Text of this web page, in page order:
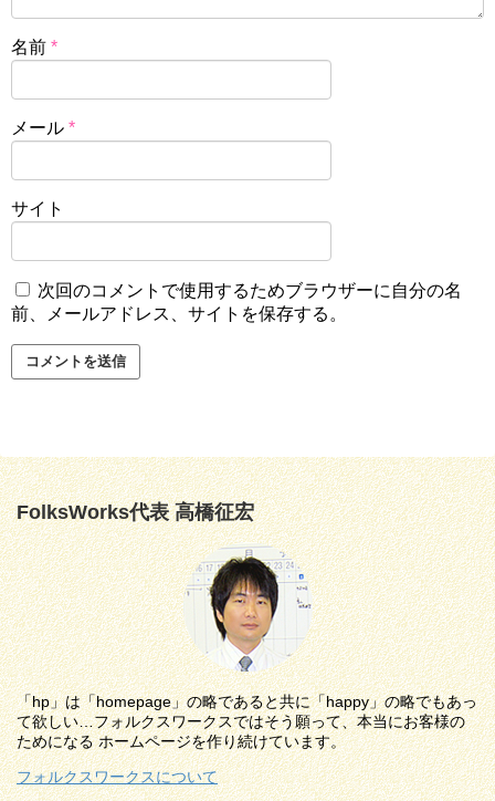
名前 *
メール *
サイト
次回のコメントで使用するためブラウザーに自分の名
前、メールアドレス、サイトを保存する。
FolksWorks代表 高橋征宏
「hp」は「homepage」の略であると共に「happy」の略でもあっ
て欲しい…フォルクスワークスではそう願って、本当にお客様の
ためになる ホームページを作り続けています。
フォルクスワークスについて